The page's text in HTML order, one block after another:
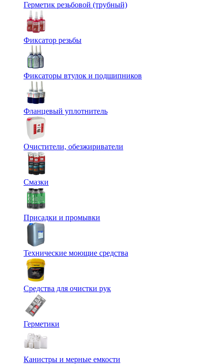
Герметик резьбовой (трубный)
Фиксатор резьбы
Фиксаторы втулок и подшипников
Фланцевый уплотнитель
Очистители, обезжириватели
Смазки
Присадки и промывки
Технические моющие средства
Средства для очистки рук
Герметики
Канистры и мерные емкости